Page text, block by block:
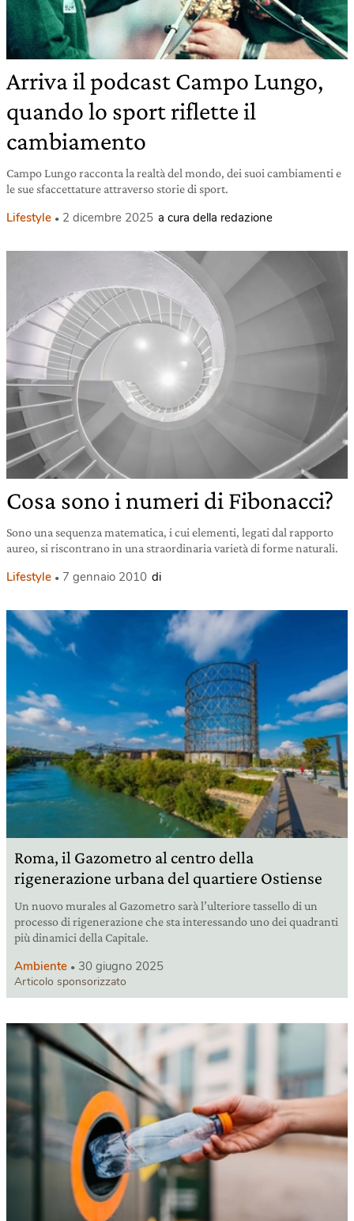
Arriva il podcast Campo Lungo,
quando lo sport riflette il
cambiamento
Campo Lungo racconta la realtà del mondo, dei suoi cambiamenti e
le sue sfaccettature attraverso storie di sport.
Lifestyle 2 dicembre 2025 a cura della redazione
Cosa sono i numeri di Fibonacci?
Sono una sequenza matematica, i cui elementi, legati dal rapporto
aureo, si riscontrano in una straordinaria varietà di forme naturali.
Lifestyle 7 gennaio 2010 di
Roma, il Gazometro al centro della
rigenerazione urbana del quartiere Ostiense
Un nuovo murales al Gazometro sarà l’ulteriore tassello di un
processo di rigenerazione che sta interessando uno dei quadranti
più dinamici della Capitale.
Ambiente 30 giugno 2025
Articolo sponsorizzato